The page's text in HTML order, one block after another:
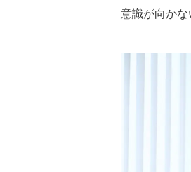
意識が向かな